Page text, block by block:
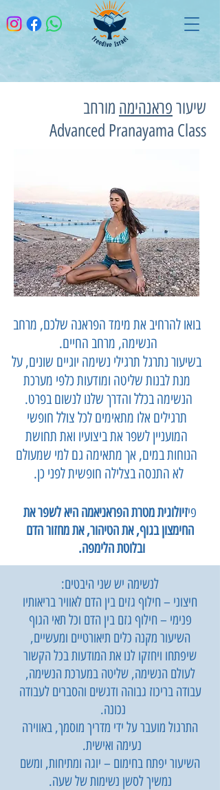
שיעור פראנהימה מורחב
Advanced Pranayama Class
בואו להרחיב את מימד הפראנה שלכם, מרחב
הנשימה, מרחב החיים.
בשיעור נתרגל תרגילי נשימה יוגיים שונים, על
מנת לבנות שליטה ומודעות כלפי מערכת
הנשימה בכלל והדרך שלנו לנשום בפרט.
תרגילים אלו מתאימים לכל צולל חופשי
המועניין לשפר את ביצועיו ואת תחושת
הנוחות במים, אך מתאימה גם למי שמעולם
לא התנסה בצלילה חופשית לפני כן.
פיזיולוגית מטרת הפראניאמה היא לשפר את
החימצון בגוף, את הטיהור, את מחזור הדם
ובלוטת הלימפה.
לנשימה יש שני היבטים:
חיצוני – חילוף גזים בין הדם לאוויר בריאותיו
פנימי – חילוף גזם בין הדם וכל תאי הגוף
השיעור מקנה כלים תיאורטיים ומעשיים,
שיפתחו ויחזקו לנו את המודעות בכל הקשור
לעולם הנשימה, שליטה במערכת הנשימה,
עבודה בריכוז גבוהה ודגשים והסברים לעבודה
נכונה.
התרגול מועבר על ידי מדריך מוסמך, באווירה
נעימה ואישית.
השיעור יפתח בחימום – יוגה ומתיחות, ומשם
נמשיך לסשן נשימות של שעה.